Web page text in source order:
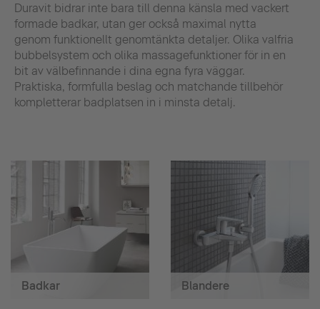
Duravit bidrar inte bara till denna känsla med vackert
formade badkar, utan ger också maximal nytta
genom funktionellt genomtänkta detaljer. Olika valfria
bubbelsystem och olika massagefunktioner för in en
bit av välbefinnande i dina egna fyra väggar.
Praktiska, formfulla beslag och matchande tillbehör
kompletterar badplatsen in i minsta detalj.
Badkar Blandere